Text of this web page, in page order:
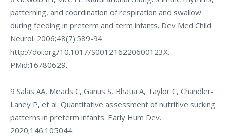
patterning, and coordination of respiration and swallow
during feeding in preterm and term infants. Dev Med Child
Neurol. 2006;48(7):589-94.
http://doi.org/10.1017/S001216220600123X.
PMid:16780629.
9 Salas AA, Meads C, Ganus S, Bhatia A, Taylor C, Chandler-
Laney P, et al. Quantitative assessment of nutritive sucking
patterns in preterm infants. Early Hum Dev.
2020;146:105044.